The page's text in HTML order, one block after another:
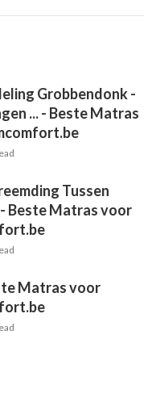
Grobbendonk -
... - Beste Matras
Tussen
Beste Matras voor
Matras voor